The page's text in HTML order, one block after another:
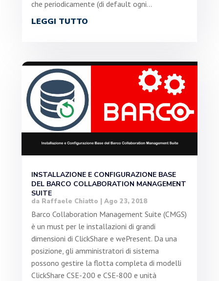
che periodicamente (di default ogni...
LEGGI TUTTO
INSTALLAZIONE E CONFIGURAZIONE BASE
DEL BARCO COLLABORATION MANAGEMENT
SUITE
da Raffaele Chiatto Ago 23, 2018
Barco Collaboration Management Suite (CMGS)
è un must per le installazioni di grandi
dimensioni di ClickShare e wePresent. Da una
posizione, gli amministratori di sistema
possono gestire la flotta completa di modelli
ClickShare CSE-200 e CSE-800 e unità